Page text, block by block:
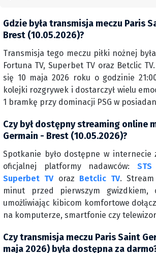
Gdzie była transmisja meczu Paris
Brest (10.05.2026)?
Transmisja tego meczu piłki nożnej
Fortuna TV, Superbet TV oraz Betclic
się 10 maja 2026 roku o godzinie
kolejki rozgrywek i dostarczył wielu
1 bramkę przy dominacji PSG w
Czy był dostępny streaming online
Germain - Brest (10.05.2026)?
Spotkanie było dostępne w internecie
oficjalnej platformy nadawców:
Superbet TV oraz Betclic TV.
minut przed pierwszym gwizdkiem,
umożliwiając kibicom komfortowe
na komputerze, smartfonie czy
Czy transmisja meczu Paris Saint
maja 2026) była dostępna za